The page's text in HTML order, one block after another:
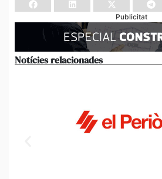
Publicitat
Notícies relacionades